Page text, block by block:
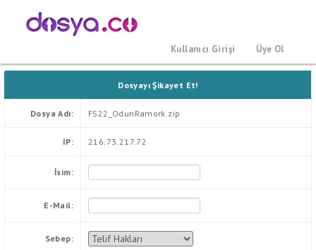
Kullanıcı Girişi Üye Ol
Dosyayı Şikayet Et!
Dosya Adı: FS22_OdunRamork.zip
IP: 216.73.217.72
İsim:
E-Mail:
Sebep: